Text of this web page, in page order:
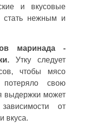
и вкусовые
стать нежным и
маринада -
Утку следует
чтобы мясо
свою
выдержки может
от
вкуса.